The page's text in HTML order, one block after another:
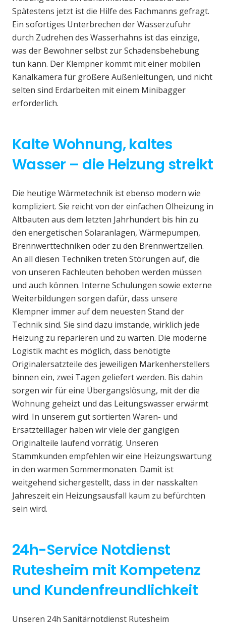
Spätestens jetzt ist die Hilfe des Fachmanns gefragt.
Ein sofortiges Unterbrechen der Wasserzufuhr
durch Zudrehen des Wasserhahns ist das einzige,
was der Bewohner selbst zur Schadensbehebung
tun kann. Der Klempner kommt mit einer mobilen
Kanalkamera für größere Außenleitungen, und nicht
selten sind Erdarbeiten mit einem Minibagger
erforderlich.
Kalte Wohnung, kaltes
Wasser – die Heizung streikt
Die heutige Wärmetechnik ist ebenso modern wie
kompliziert. Sie reicht von der einfachen Ölheizung in
Altbauten aus dem letzten Jahrhundert bis hin zu
den energetischen Solaranlagen, Wärmepumpen,
Brennwerttechniken oder zu den Brennwertzellen.
An all diesen Techniken treten Störungen auf, die
von unseren Fachleuten behoben werden müssen
und auch können. Interne Schulungen sowie externe
Weiterbildungen sorgen dafür, dass unsere
Klempner immer auf dem neuesten Stand der
Technik sind. Sie sind dazu imstande, wirklich jede
Heizung zu reparieren und zu warten. Die moderne
Logistik macht es möglich, dass benötigte
Originalersatzteile des jeweiligen Markenherstellers
binnen ein, zwei Tagen geliefert werden. Bis dahin
sorgen wir für eine Übergangslösung, mit der die
Wohnung geheizt und das Leitungswasser erwärmt
wird. In unserem gut sortierten Waren- und
Ersatzteillager haben wir viele der gängigen
Originalteile laufend vorrätig. Unseren
Stammkunden empfehlen wir eine Heizungswartung
in den warmen Sommermonaten. Damit ist
weitgehend sichergestellt, dass in der nasskalten
Jahreszeit ein Heizungsausfall kaum zu befürchten
sein wird.
24h-Service Notdienst
Rutesheim mit Kompetenz
und Kundenfreundlichkeit
Unseren 24h Sanitärnotdienst Rutesheim